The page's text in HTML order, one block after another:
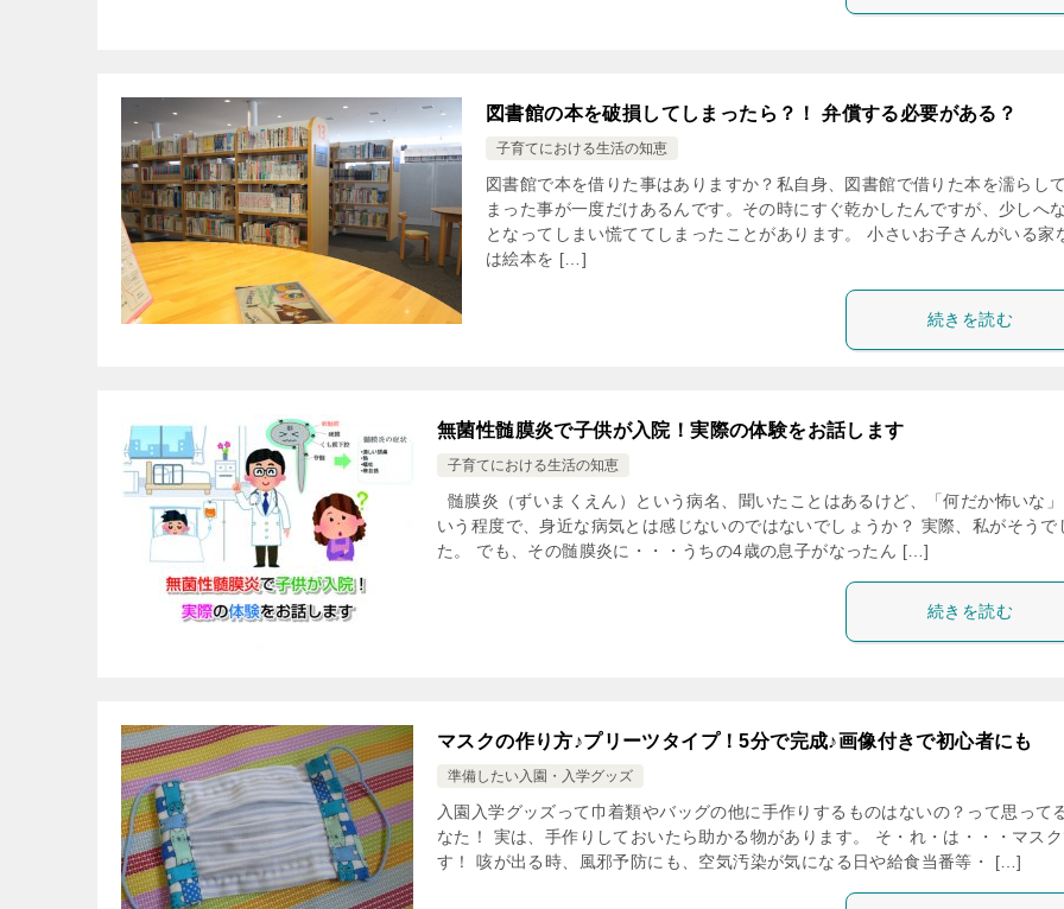
図書館の本を破損してしまったら？！ 弁償する必要がある？
子育てにおける生活の知恵
図書館で本を借りた事はありますか？私自身、図書館で借りた本を濡らし
まった事が一度だけあるんです。その時にすぐ乾かしたんですが、少しへ
となってしまい慌ててしまったことがあります。 小さいお子さんがいる家
は絵本を […]
続きを読む
無菌性髄膜炎で子供が入院！実際の体験をお話します
子育てにおける生活の知恵
髄膜炎（ずいまくえん）という病名、聞いたことはあるけど、「何だか怖いな」
いう程度で、身近な病気とは感じないのではないでしょうか？ 実際、私がそうで
た。 でも、その髄膜炎に・・・うちの4歳の息子がなったん […]
続きを読む
マスクの作り方♪プリーツタイプ！5分で完成♪画像付きで初心者にも
準備したい入園・入学グッズ
入園入学グッズって巾着類やバッグの他に手作りするものはないの？って思って
なた！ 実は、手作りしておいたら助かる物があります。 そ・れ・は・・・マス
す！ 咳が出る時、風邪予防にも、空気汚染が気になる日や給食当番等・ […]